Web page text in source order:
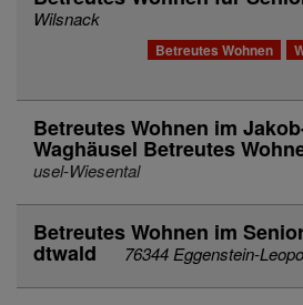
Wilsnack
Betreutes Wohnen
Betreutes Wohnen im
Waghäusel Betreutes
usel-Wiesental
Betreutes Wohnen im
dtwald 76344 Eggenstein-